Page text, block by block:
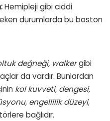
Hemipleji gibi ciddi
durumlarda bu baston
değneği, walkergibi
da vardır. Bunlardan
kol kuvveti, dengesi,
engellilik düzeyi,
bağlıdır.